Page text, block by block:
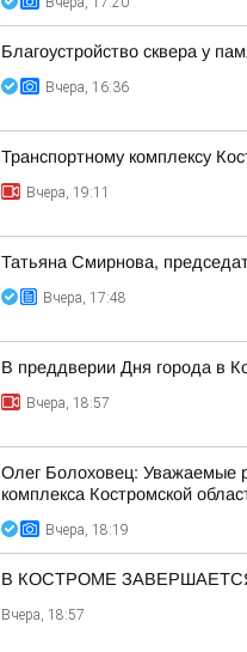
Благоустройство сквера у
Вчера, 16:36
Транспортному комплексу
Вчера, 19:11
Татьяна Смирнова,
Вчера, 17:48
В преддверии Дня города в
Вчера, 18:57
Олег Болоховец: Уважаемые
комплекса Костромской
Вчера, 18:19
В КОСТРОМЕ
Вчера, 18:57